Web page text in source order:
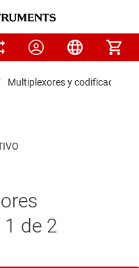
Multiplexores y codificadores
de 2